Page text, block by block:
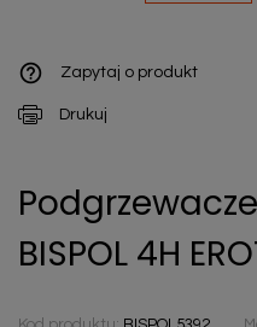
help_outline Zapytaj o produkt
Drukuj
BISPOL 4H